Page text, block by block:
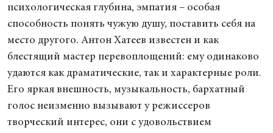
психологическая глубина, эмпатия – особая
способность понять чужую душу, поставить себя на
место другого. Антон Хатеев известен и как
блестящий мастер перевоплощений: ему одинаково
удаются как драматические, так и характерные роли.
Его яркая внешность, музыкальность, бархатный
голос неизменно вызывают у режиссеров
творческий интерес, они с удовольствием